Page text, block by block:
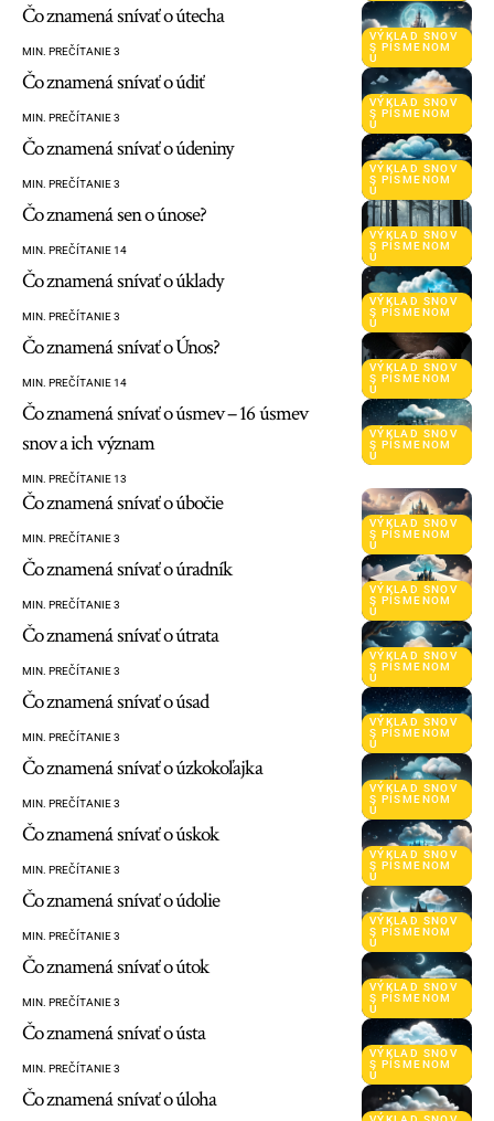
VÝKLAD SNOV
S PÍSMENOM
Ú
Čo znamená snívať o útecha
MIN. PREČÍTANIE 3
VÝKLAD SNOV
S PÍSMENOM
Ú
Čo znamená snívať o údiť
MIN. PREČÍTANIE 3
VÝKLAD SNOV
S PÍSMENOM
Ú
Čo znamená snívať o údeniny
MIN. PREČÍTANIE 3
VÝKLAD SNOV
S PÍSMENOM
Ú
Čo znamená sen o únose?
MIN. PREČÍTANIE 14
VÝKLAD SNOV
S PÍSMENOM
Ú
Čo znamená snívať o úklady
MIN. PREČÍTANIE 3
VÝKLAD SNOV
S PÍSMENOM
Ú
Čo znamená snívať o Únos?
MIN. PREČÍTANIE 14
VÝKLAD SNOV
S PÍSMENOM
Ú
Čo znamená snívať o úsmev – 16 úsmev
snov a ich význam
MIN. PREČÍTANIE 13
VÝKLAD SNOV
S PÍSMENOM
Ú
Čo znamená snívať o úbočie
MIN. PREČÍTANIE 3
VÝKLAD SNOV
S PÍSMENOM
Ú
Čo znamená snívať o úradník
MIN. PREČÍTANIE 3
VÝKLAD SNOV
S PÍSMENOM
Ú
Čo znamená snívať o útrata
MIN. PREČÍTANIE 3
VÝKLAD SNOV
S PÍSMENOM
Ú
Čo znamená snívať o úsad
MIN. PREČÍTANIE 3
VÝKLAD SNOV
S PÍSMENOM
Ú
Čo znamená snívať o úzkokoľajka
MIN. PREČÍTANIE 3
VÝKLAD SNOV
S PÍSMENOM
Ú
Čo znamená snívať o úskok
MIN. PREČÍTANIE 3
VÝKLAD SNOV
S PÍSMENOM
Ú
Čo znamená snívať o údolie
MIN. PREČÍTANIE 3
VÝKLAD SNOV
S PÍSMENOM
Ú
Čo znamená snívať o útok
MIN. PREČÍTANIE 3
VÝKLAD SNOV
S PÍSMENOM
Ú
Čo znamená snívať o ústa
MIN. PREČÍTANIE 3
Čo znamená snívať o úloha